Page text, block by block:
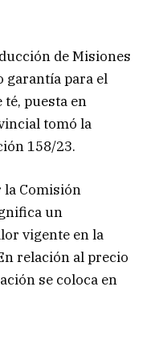
de Misiones
garantía para el
puesta en
tomó la
158/23.
la Comisión
un
vigente en la
relación al precio
se coloca en